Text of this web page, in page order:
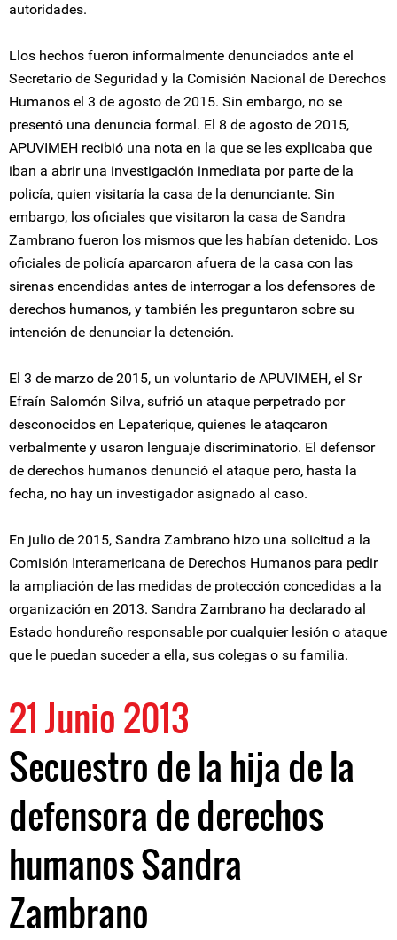
autoridades.
Llos hechos fueron informalmente denunciados ante el
Secretario de Seguridad y la Comisión Nacional de Derechos
Humanos el 3 de agosto de 2015. Sin embargo, no se
presentó una denuncia formal. El 8 de agosto de 2015,
APUVIMEH recibió una nota en la que se les explicaba que
iban a abrir una investigación inmediata por parte de la
policía, quien visitaría la casa de la denunciante. Sin
embargo, los oficiales que visitaron la casa de Sandra
Zambrano fueron los mismos que les habían detenido. Los
oficiales de policía aparcaron afuera de la casa con las
sirenas encendidas antes de interrogar a los defensores de
derechos humanos, y también les preguntaron sobre su
intención de denunciar la detención.
El 3 de marzo de 2015, un voluntario de APUVIMEH, el Sr
Efraín Salomón Silva, sufrió un ataque perpetrado por
desconocidos en Lepaterique, quienes le ataqcaron
verbalmente y usaron lenguaje discriminatorio. El defensor
de derechos humanos denunció el ataque pero, hasta la
fecha, no hay un investigador asignado al caso.
En julio de 2015, Sandra Zambrano hizo una solicitud a la
Comisión Interamericana de Derechos Humanos para pedir
la ampliación de las medidas de protección concedidas a la
organización en 2013. Sandra Zambrano ha declarado al
Estado hondureño responsable por cualquier lesión o ataque
que le puedan suceder a ella, sus colegas o su familia.
21 Junio 2013
Secuestro de la hija de la
defensora de derechos
humanos Sandra
Zambrano